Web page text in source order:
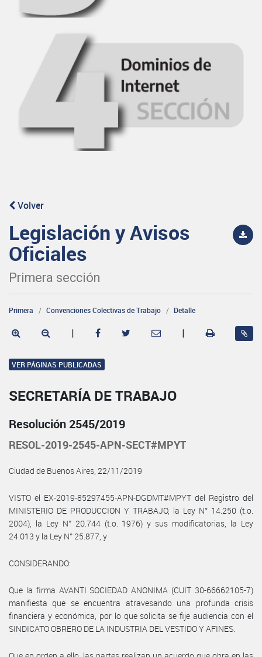
Volver
Legislación y Avisos
Oficiales
Primera sección
Primera Convenciones Colectivas de Trabajo Detalle
| |
VER PÁGINAS PUBLICADAS
SECRETARÍA DE TRABAJO
Resolución 2545/2019
RESOL-2019-2545-APN-SECT#MPYT
Ciudad de Buenos Aires, 22/11/2019
VISTO el EX-2019-85297455-APN-DGDMT#MPYT del Registro del
MINISTERIO DE PRODUCCION Y TRABAJO, la Ley N° 14.250 (t.o.
2004), la Ley N° 20.744 (t.o. 1976) y sus modificatorias, la Ley
24.013 y la Ley N° 25.877, y
CONSIDERANDO:
Que la firma AVANTI SOCIEDAD ANONIMA (CUIT 30-66662105-7)
manifiesta que se encuentra atravesando una profunda crisis
financiera y económica, por lo que solicita se fije audiencia con el
SINDICATO OBRERO DE LA INDUSTRIA DEL VESTIDO Y AFINES.